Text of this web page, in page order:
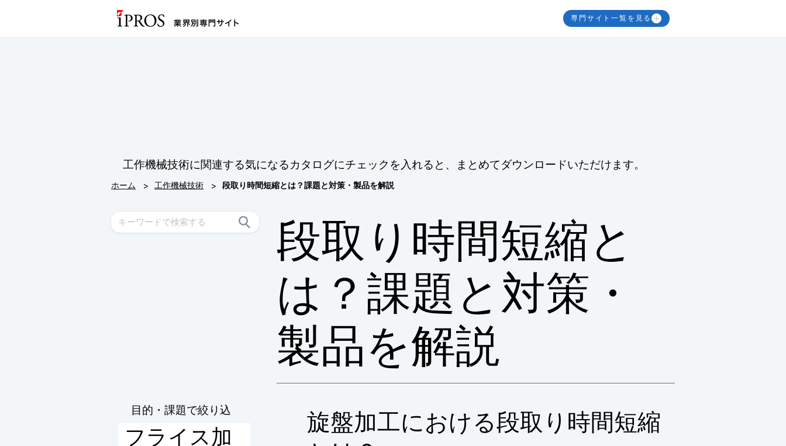
専門サイト一覧を見る
工作機械技術に関連する気になるカタログにチェックを入れると、まとめてダウンロードいただけます。
ホーム > 工作機械技術 > 段取り時間短縮とは？課題と対策・製品を解説
段取り時間短縮と
は？課題と対策・
製品を解説
目的・課題で絞り込
む
フライス加
旋盤加工における段取り時間短縮